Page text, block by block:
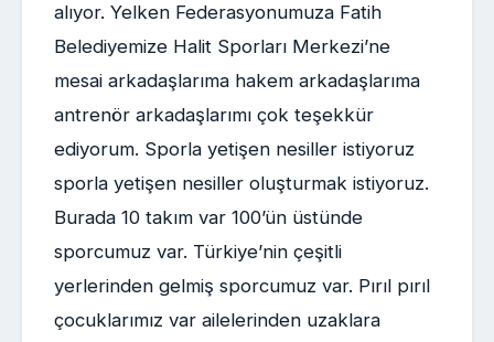
alıyor. Yelken Federasyonumuza Fatih
Belediyemize Halit Sporları Merkezi’ne
mesai arkadaşlarıma hakem arkadaşlarıma
antrenör arkadaşlarımı çok teşekkür
ediyorum. Sporla yetişen nesiller istiyoruz
sporla yetişen nesiller oluşturmak istiyoruz.
Burada 10 takım var 100’ün üstünde
sporcumuz var. Türkiye’nin çeşitli
yerlerinden gelmiş sporcumuz var. Pırıl pırıl
çocuklarımız var ailelerinden uzaklara